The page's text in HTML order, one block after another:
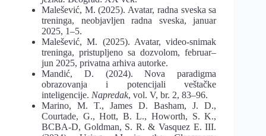
Malešević, M. (2025). Avatar, radna sveska sa
treninga, neobjavljen radna sveska, januar
2025, 1–5.
Malešević, M. (2025). Avatar, video-snimak
treninga, pristupljeno sa dozvolom, februar–
jun 2025, privatna arhiva autorke.
Mandić, D. (2024). Nova paradigma
obrazovanja i potencijali veštačke
inteligencije. Napredak, vol. V, br. 2, 83–96.
Marino, M. T., James D. Basham, J. D.,
Courtade, G., Hott, B. L., Howorth, S. K.,
BCBA-D, Goldman, S. R. & Vasquez E. III.